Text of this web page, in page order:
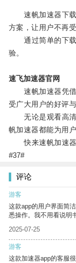
速帆加速器下载
方案，让用户不再
通过简单的下载
验。
速飞加速器官网
速帆加速器凭借
受广大用户的好评与
无论是观看高清
帆加速器都能为用
快来速帆加速器
#37#
评论
游客
这款app的用户界面简
悉操作。我不用看说明
2025-07-25
游客
这款加速器app的客服